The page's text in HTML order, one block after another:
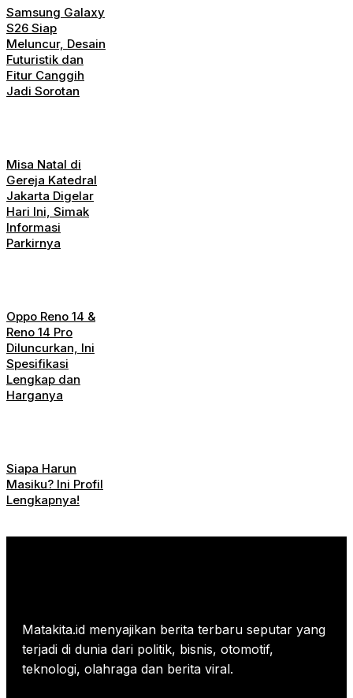
Samsung Galaxy
S26 Siap
Meluncur, Desain
Futuristik dan
Fitur Canggih
Jadi Sorotan
Misa Natal di
Gereja Katedral
Jakarta Digelar
Hari Ini, Simak
Informasi
Parkirnya
Oppo Reno 14 &
Reno 14 Pro
Diluncurkan, Ini
Spesifikasi
Lengkap dan
Harganya
Siapa Harun
Masiku? Ini Profil
Lengkapnya!
Matakita.id menyajikan berita terbaru seputar yang
terjadi di dunia dari politik, bisnis, otomotif,
teknologi, olahraga dan berita viral.